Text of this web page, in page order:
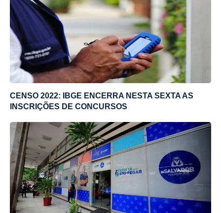
CENSO 2022: IBGE ENCERRA NESTA SEXTA AS
INSCRIÇÕES DE CONCURSOS